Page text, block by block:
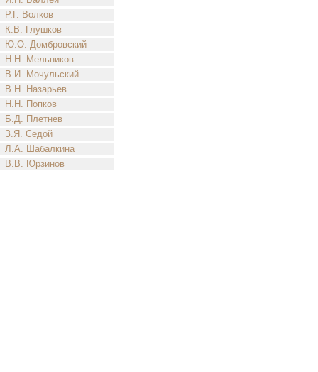
Р.Г. Волков
К.В. Глушков
Ю.О. Домбровский
Н.Н. Мельников
В.И. Мочульский
В.Н. Назарьев
Н.Н. Попков
Б.Д. Плетнев
З.Я. Седой
Л.А. Шабалкина
В.В. Юрзинов